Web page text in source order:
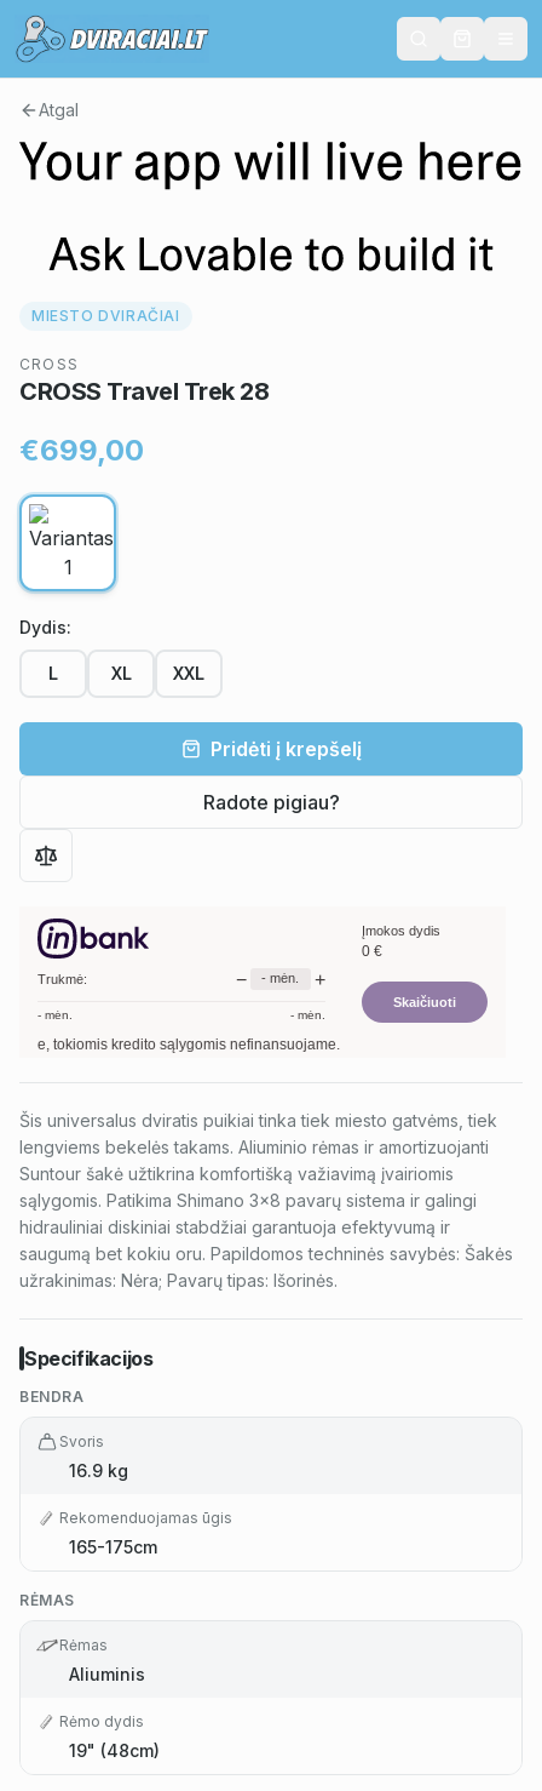
Atgal
MIESTO DVIRAČIAI
CROSS
CROSS Travel Trek 28
€699,00
Dydis:
L XL XXL
Pridėti į krepšelį
Radote pigiau?
Trukmė: − - mėn. +
- mėn. -mėn.
Įmokos dydis
0 €
Skaičiuoti
tokiomis kredito sąlygomis nefinansuojame.
Šis universalus dviratis puikiai tinka tiek miesto gatvėms, tiek
lengviems bekelės takams. Aliuminio rėmas ir amortizuojanti
Suntour šakė užtikrina komfortišką važiavimą įvairiomis
sąlygomis. Patikima Shimano 3x8 pavarų sistema ir galingi
hidrauliniai diskiniai stabdžiai garantuoja efektyvumą ir
saugumą bet kokiu oru. Papildomos techninės savybės: Šakės
užrakinimas: Nėra; Pavarų tipas: Išorinės.
Specifikacijos
BENDRA
Svoris
16.9 kg
Rekomenduojamas ūgis
165-175cm
RĖMAS
Rėmas
Aliuminis
Rėmo dydis
19" (48cm)